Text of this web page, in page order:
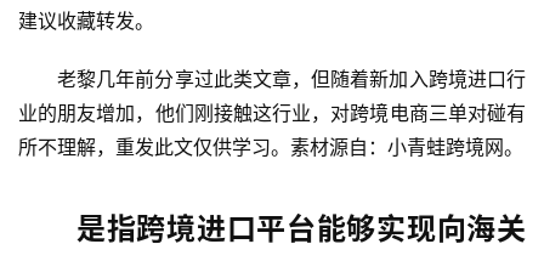
建议收藏转发。
老黎几年前分享过此类文章，但随着新加入跨境进口行
业的朋友增加，他们刚接触这行业，对跨境电商三单对碰有
所不理解，重发此文仅供学习。素材源自：小青蛙跨境网。
是指跨境进口平台能够实现向海关